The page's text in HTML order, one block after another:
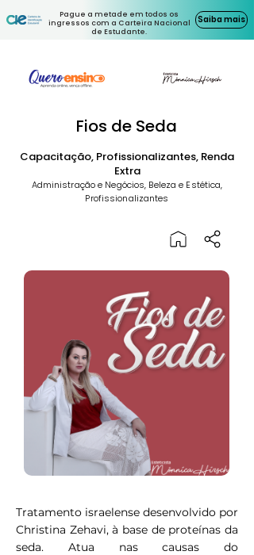
Pague a metade em todos os
ingressos com a Carteira Nacional
de Estudante.
Saiba mais
Fios de Seda
Capacitação, Profissionalizantes, Renda
Extra
Administração e Negócios, Beleza e Estética,
Profissionalizantes
Tratamento israelense desenvolvido por
Christina Zehavi, à base de proteínas da
seda. Atua nas causas do